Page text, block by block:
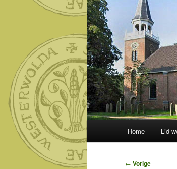
Home Lid
Bericht
← Vorige